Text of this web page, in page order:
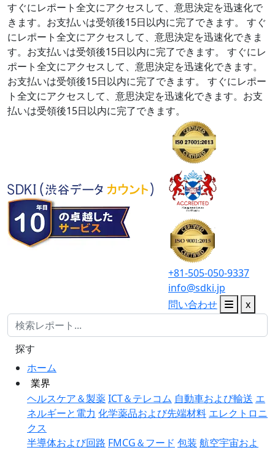
すぐにレポート全文にアクセスして、意思決定を迅速化で
きます。お支払いは受領後15日以内に完了できます。
すぐ
にレポート全文にアクセスして、意思決定を迅速化できま
す。お支払いは受領後15日以内に完了できます。
すぐにレ
ポート全文にアクセスして、意思決定を迅速化できます。
お支払いは受領後15日以内に完了できます。
すぐにレポー
ト全文にアクセスして、意思決定を迅速化できます。お支
払いは受領後15日以内に完了できます。
+81-505-050-9337
info@sdki.jp
問い合わせ
x
ホーム
業界
ヘルスケア＆製薬ICT＆テレコム 自動車および輸送 エ
ネルギーと電力 化学薬品および先端材料 エレクトロニ
クス
半導体および回路 FMCG＆フード 包装 航空宇宙およ
探す